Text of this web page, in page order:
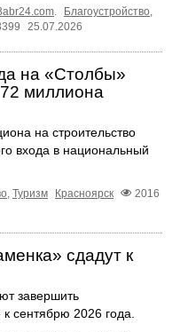
. Благоустройство,
25.07.2026
на «Столбы»
72 миллиона
на строительство
входа в национальный
, Туризм Красноярск
2016
сдадут к
завершить
сентябрю 2026 года.